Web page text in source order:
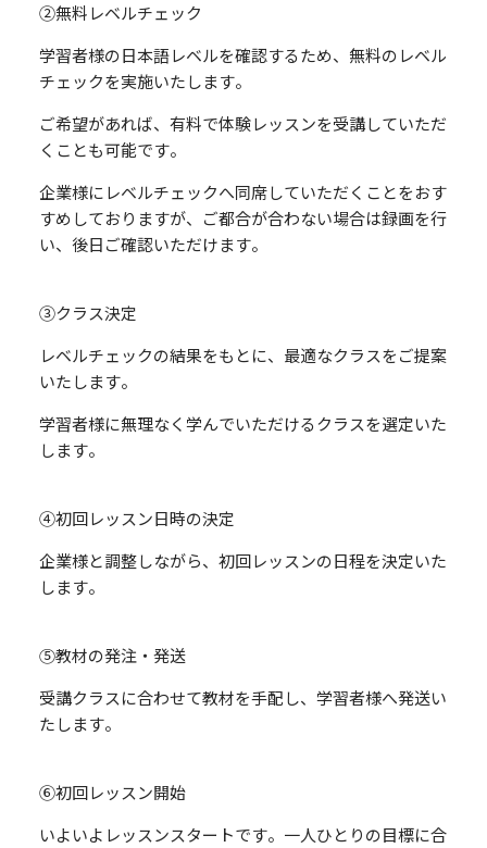
②無料レベルチェック
学習者様の日本語レベルを確認するため、無料のレベル
チェックを実施いたします。
ご希望があれば、有料で体験レッスンを受講していただ
くことも可能です。
企業様にレベルチェックへ同席していただくことをおす
すめしておりますが、ご都合が合わない場合は録画を行
い、後日ご確認いただけます。
③クラス決定
レベルチェックの結果をもとに、最適なクラスをご提案
いたします。
学習者様に無理なく学んでいただけるクラスを選定いた
します。
④初回レッスン日時の決定
企業様と調整しながら、初回レッスンの日程を決定いた
します。
⑤教材の発注・発送
受講クラスに合わせて教材を手配し、学習者様へ発送い
たします。
⑥初回レッスン開始
いよいよレッスンスタートです。一人ひとりの目標に合